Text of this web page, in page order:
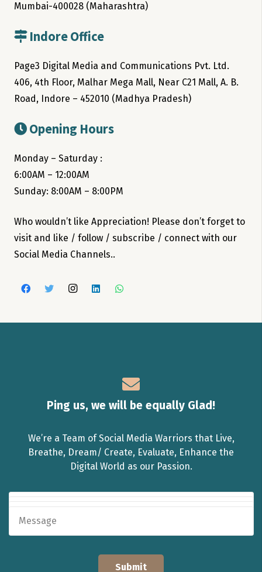
Mumbai-400028 (Maharashtra)
Indore Office
Page3 Digital Media and Communications Pvt. Ltd.
406, 4th Floor, Malhar Mega Mall, Near C21 Mall, A. B.
Road, Indore – 452010 (Madhya Pradesh)
Opening Hours
Monday – Saturday :
6:00AM – 12:00AM
Sunday: 8:00AM – 8:00PM
Who wouldn’t like Appreciation! Please don’t forget to
visit and like / follow / subscribe / connect with our
Social Media Channels..
Ping us, we will be equally Glad!
We’re a Team of Social Media Warriors that Live,
Breathe, Dream/ Create, Evaluate, Enhance the
Digital World as our Passion.